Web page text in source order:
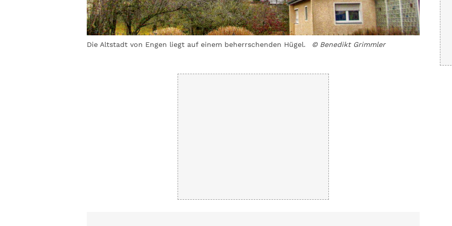
Die Altstadt von Engen liegt auf einem beherrschenden Hügel. © Benedikt Grimmler
Das
Grimmler